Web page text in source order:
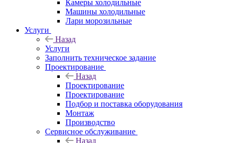
Камеры холодильные
Машины холодильные
Лари морозильные
Услуги
Назад
Услуги
Заполнить техническое задание
Проектирование
Назад
Проектирование
Проектирование
Подбор и поставка оборудования
Монтаж
Производство
Сервисное обслуживание
Назад